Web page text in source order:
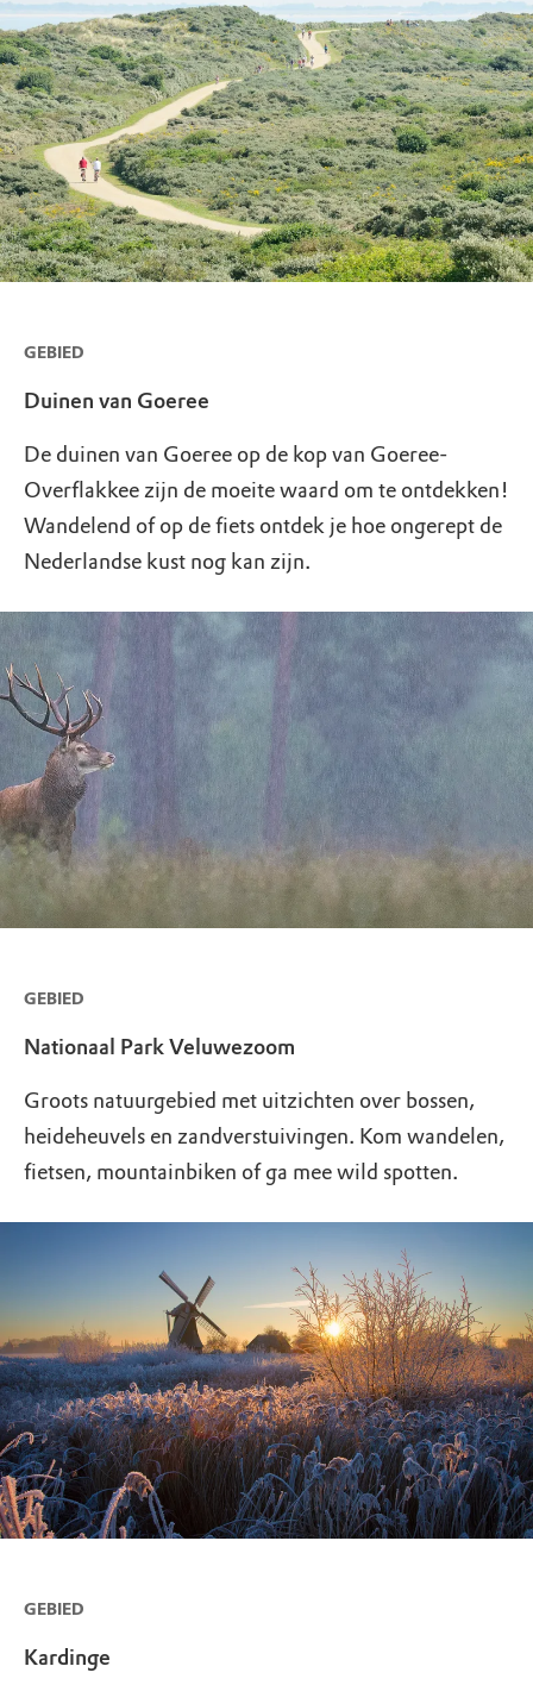
GEBIED
Duinen van Goeree
De duinen van Goeree op de kop van Goeree-
Overflakkee zijn de moeite waard om te ontdekken!
Wandelend of op de fiets ontdek je hoe ongerept de
Nederlandse kust nog kan zijn.
GEBIED
Nationaal Park Veluwezoom
Groots natuurgebied met uitzichten over bossen,
heideheuvels en zandverstuivingen. Kom wandelen,
fietsen, mountainbiken of ga mee wild spotten.
GEBIED
Kardinge